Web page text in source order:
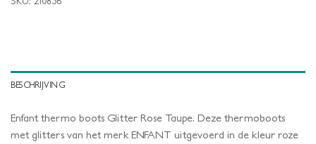
BESCHRIJVING
Enfant thermo boots Glitter Rose Taupe. Deze thermoboots
met glitters van het merk ENFANT uitgevoerd in de kleur roze